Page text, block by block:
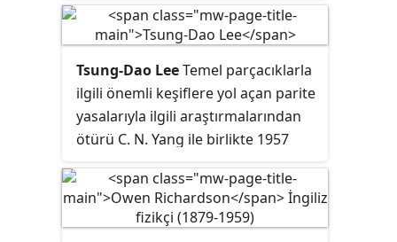
akımı öngörmeleri" nedeniyle
Steven Weinberg ve Abdus Salam
ile birlikte 1979 Nobel Fizik
Ödülü'nü kazanan Amerikalı
fizikçidir.
Tsung-Dao LeeTemel parçacıklarla
ilgili önemli keşiflere yol açan parite
yasalarıyla ilgili araştırmalarından
ötürü C. N. Yang ile birlikte 1957
kökenli Amerikan fizikçidir. Lee ve
Yang Nobel Ödülü alan ilk Çinli
olmuştur.